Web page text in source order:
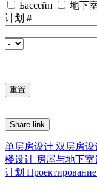
Бассейн
地下
计划＃
Share link
单层房设计 双层房设
楼设计 房屋与地下室
计划